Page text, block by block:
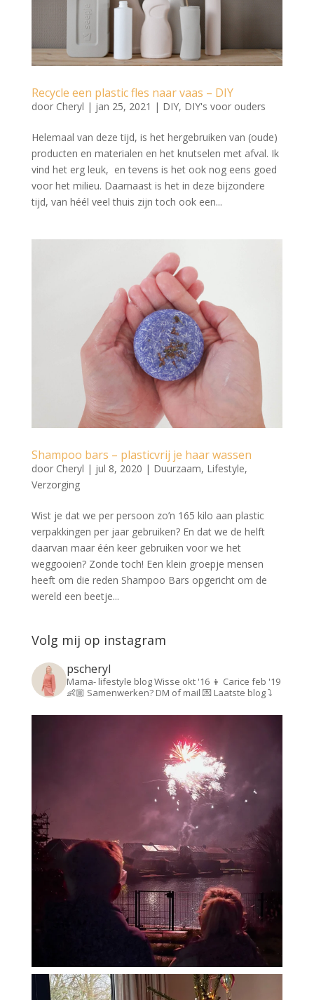
Recycle een plastic fles naar vaas – DIY
door Cheryl | jan 25, 2021 | DIY, DIY's voor ouders
Helemaal van deze tijd, is het hergebruiken van (oude)
producten en materialen en het knutselen met afval. Ik
vind het erg leuk, en tevens is het ook nog eens goed
voor het milieu. Daarnaast is het in deze bijzondere
tijd, van héél veel thuis zijn toch ook een...
Shampoo bars – plasticvrij je haar wassen
door Cheryl | jul 8, 2020 | Duurzaam, Lifestyle,
Verzorging
Wist je dat we per persoon zo’n 165 kilo aan plastic
verpakkingen per jaar gebruiken? En dat we de helft
daarvan maar één keer gebruiken voor we het
weggooien? Zonde toch! Een klein groepje mensen
heeft om die reden Shampoo Bars opgericht om de
wereld een beetje...
Volg mij op instagram
pscheryl
Mama- lifestyle blogWisse okt '16 👦 Carice feb '19
👶🏼 Samenwerken? DM of mail 💌Laatste blog ⤵️